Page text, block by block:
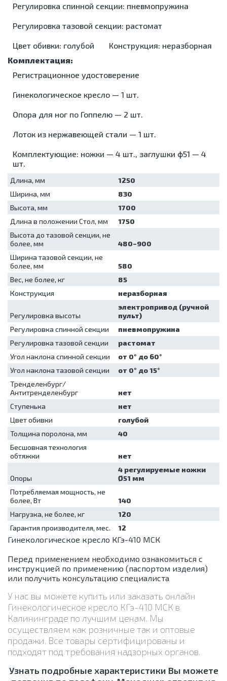
Мойки для
эндоскопов
Стерилизаторы
ванны/
машины
для
медицинских
Шкафы для
стерильных
Шкафы
сушильные
Кипятильники
дезинфекционные
Контейнеры
для
дезинфекции
Коробки
стерилизационные
моюще-
Мойки для
Стерилизаторы
ванны/
мойки
машины
Установки
для
обеззараживания
медицинских
отходов
Шкафы для
хранения
стерильных
эндоскопов
сушильные
Лампы
Облучатели
бактерицидные
для
аэрозольной
дезинфекции
Холтеры и
Кресла
Суточные
мониторы
шприцевые
Жгуты
кровоостанавливающие
Отсасыватели
Термоконтейнеры
лабораторные
Регулировка спинной секции: пневмопружина
Регулировка тазовой секции: растомат
Цвет обивки: голубой Конструкция: неразборная
Регистрационное удостоверение
Гинекологическое кресло — 1 шт.
Опора для ног по Гоппелю — 2 шт.
Лоток из нержавеющей стали — 1 шт.
Комплектующие: ножки — 4 шт., заглушки ф51 — 4
шт.
Длина, мм
1250
Ширина, мм
830
Высота, мм
1700
Длина в положении Стол, мм
1750
Высота до тазовой секции, не
более, мм
480–900
Ширина тазовой секции, не
более, мм
580
Вес, не более, кг
85
Конструкция
неразборная
Регулировка высоты
электропривод (ручной
пульт)
Регулировка спинной секции
пневмопружина
Регулировка тазовой секции
растомат
Угол наклона спинной секции
от 0° до 60°
Угол наклона тазовой секции
от 0° до 15°
Тренделенбург/
Антитренделенбург
нет
Ступенька
нет
Цвет обивки
голубой
Толщина поролона, мм
40
Бесшовная технология
обтяжки
нет
Опоры
4 регулируемые ножки
Ø51 мм
Потребляемая мощность, не
более, Вт
140
Нагрузка, не более, кг
120
Гарантия производителя, мес.
12
Гинекологическое кресло КГэ-410 МСК
Перед применением необходимо ознакомиться с
инструкцией по применению (паспортом изделия)
или получить консультацию специалиста
У нас вы можете купить или заказать онлайн
Гинекологическое кресло КГэ-410 МСК в
Калининграде по лучшим ценам. Мы
осуществляем как розничные так и оптовые
продажи. Все товары сертифицированы и
подходят под требования надзорных органов.
Узнать подробные характеристики Вы можете